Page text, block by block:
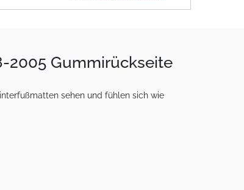
2005 Gummirückseite
sehen und fühlen sich wie